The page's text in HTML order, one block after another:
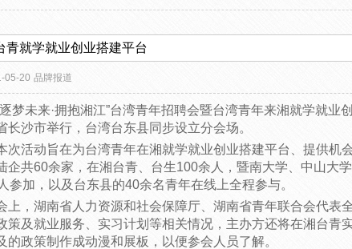
青就学就业创业搭建平台
05-20 品牌报道
未来·拥抱湘江”台湾青年招聘会暨台湾青年来湘就学就业
长沙市举行，台湾台东县同步设立分会场。
活动旨在为台湾青年在湘就学就业创业搭建平台、提供机
企共60余家，在湘台青、台生100余人，暨南大学、中山大
参加，以及台东县的40余名青年在线上全程参与。
，湖南省人力资源和社会保障厅、湖南省青年联合会代表
策及就业服务、实习计划等相关情况，主办方还将在湘台青
的政策制作成动漫和展板，以便参会人员了解。